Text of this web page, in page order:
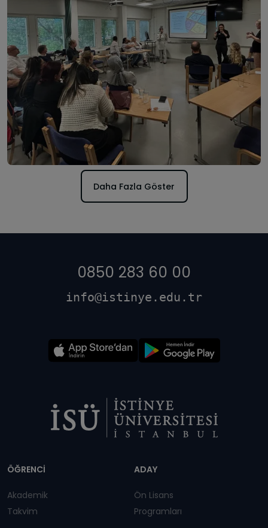
Daha Fazla Göster
0850 283 60 00
info@istinye.edu.tr
ÖĞRENCİ
Akademik
Takvim
ADAY
Ön Lisans
Programları